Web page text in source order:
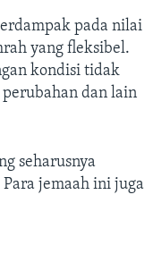
pada nilai
yang fleksibel.
kondisi tidak
dan lain
seharusnya
jemaah ini juga